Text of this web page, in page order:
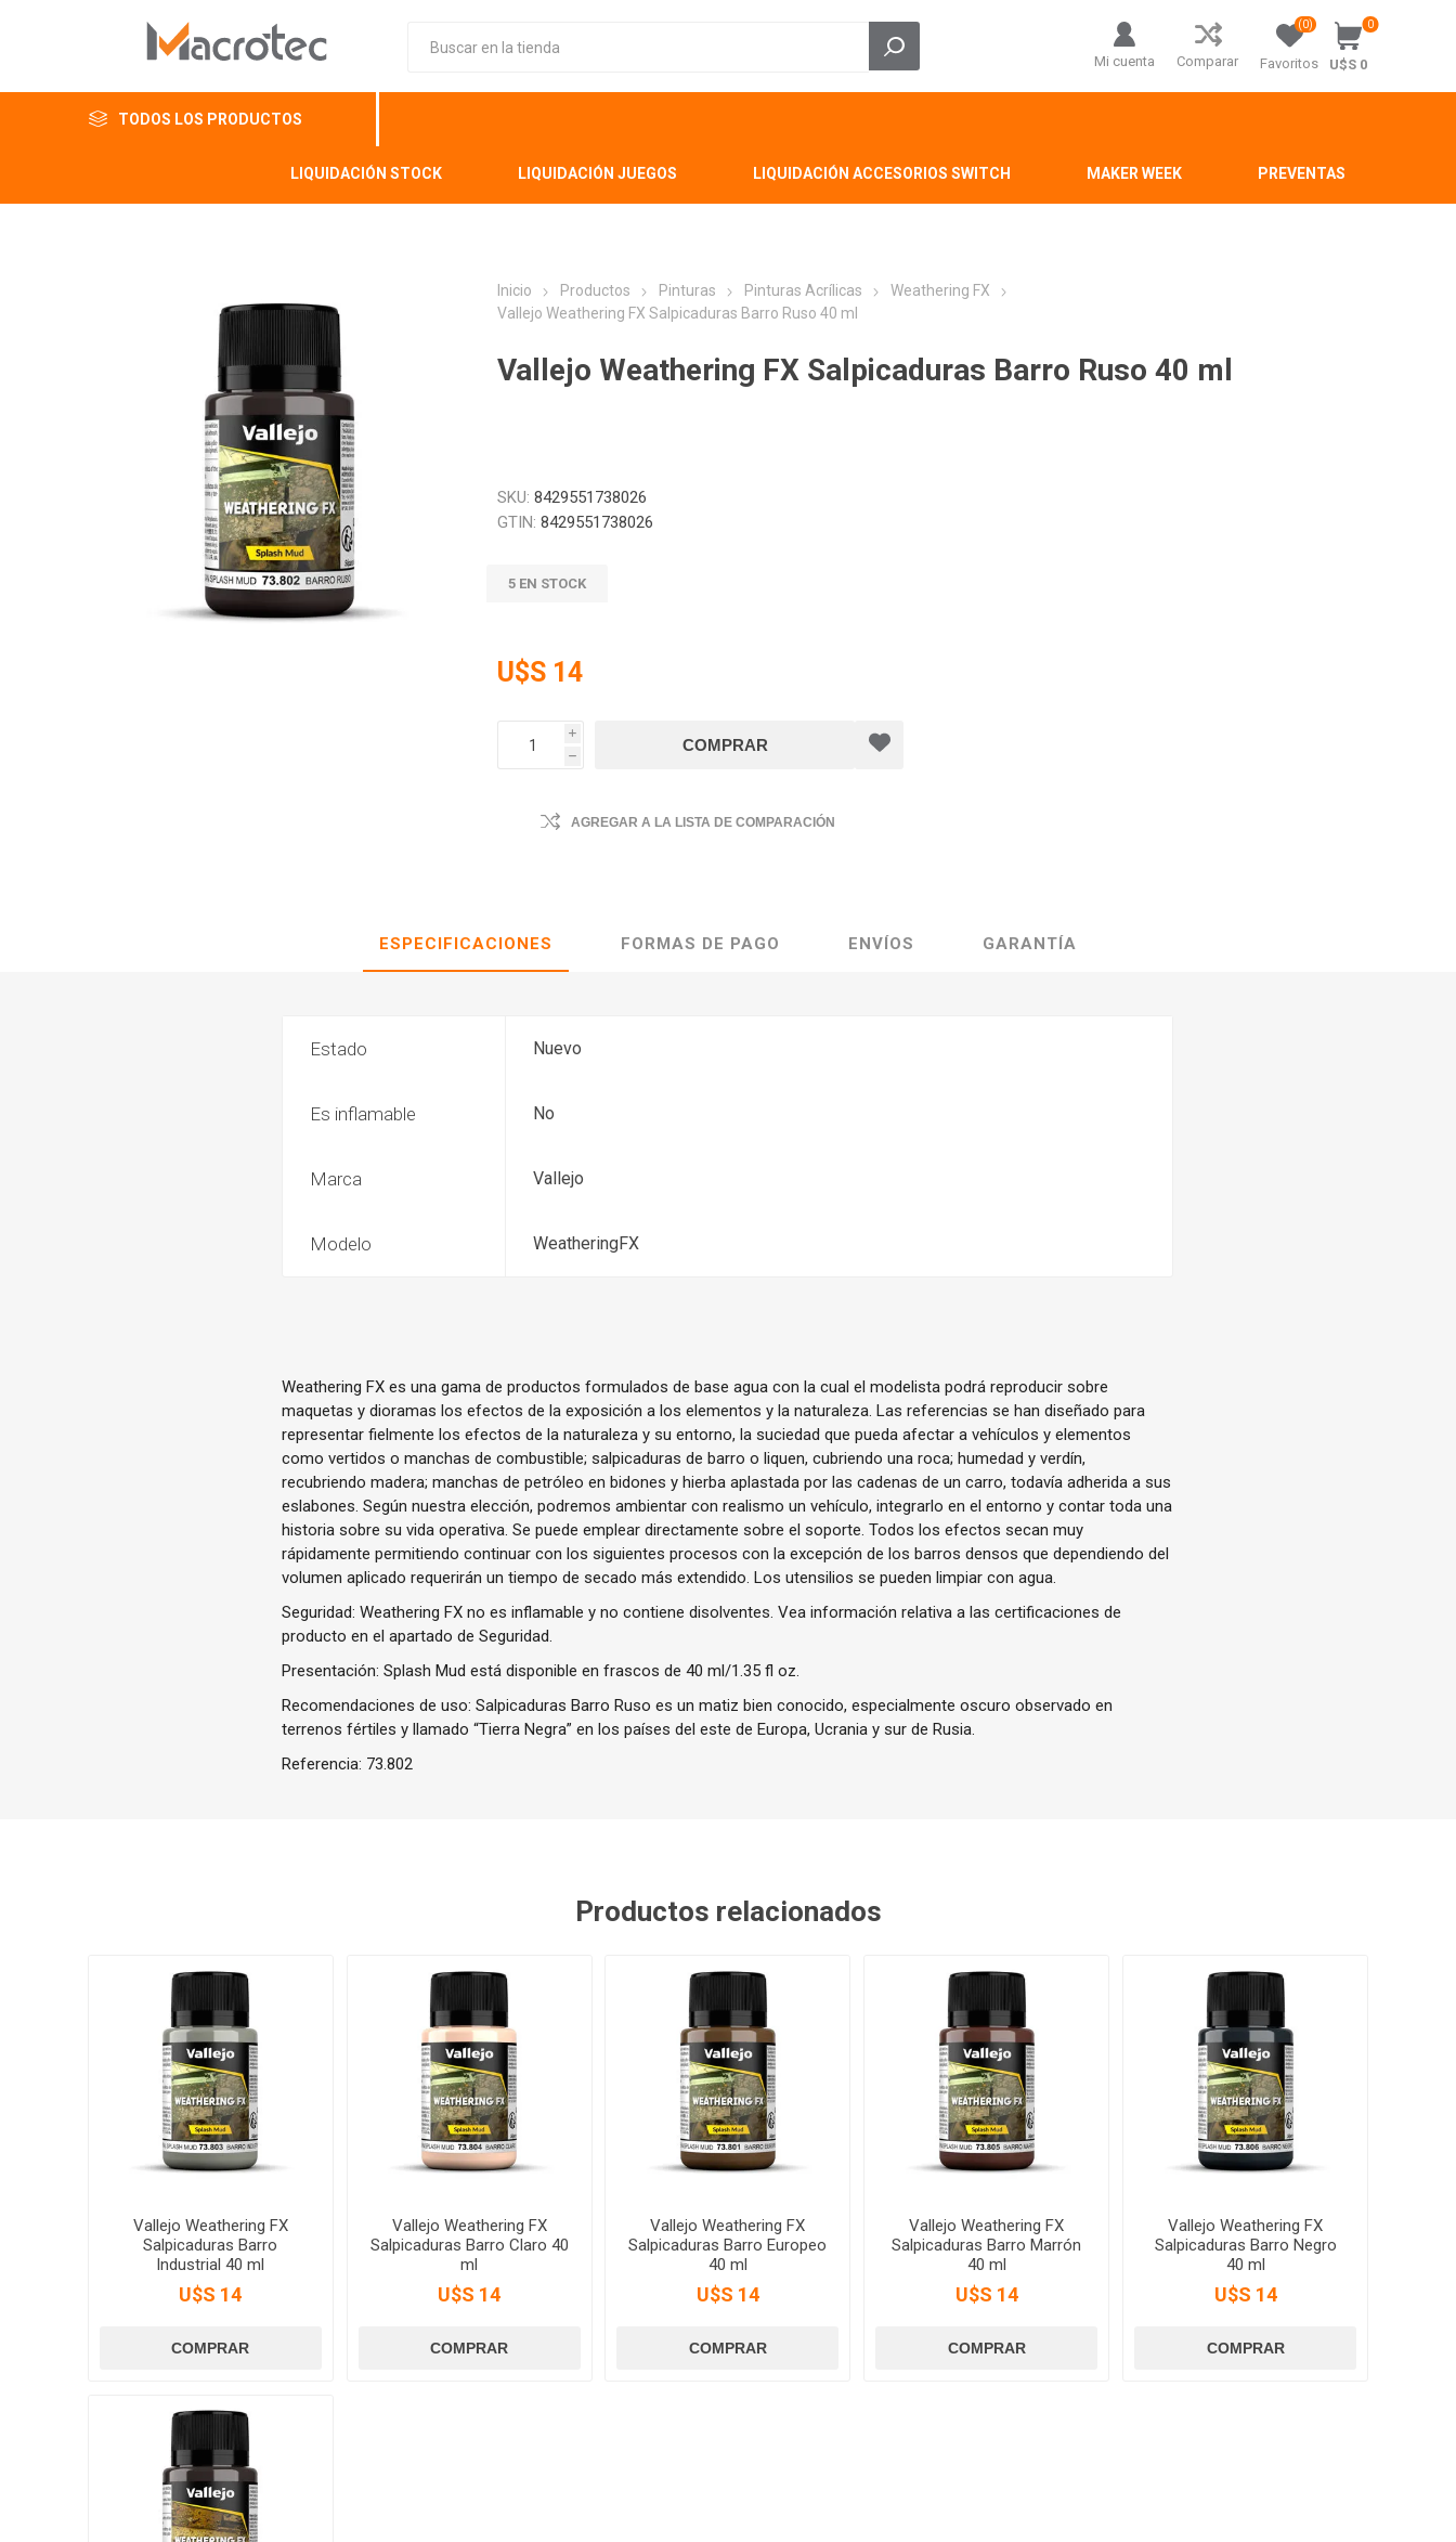
Mi cuenta Comparar Favoritos
(0) 0
U$S 0
TODOS LOS PRODUCTOS
LIQUIDACIÓN STOCK LIQUIDACIÓN JUEGOS LIQUIDACIÓN ACCESORIOS SWITCH MAKER WEEK PREVENTAS
Inicio Productos Pinturas Pinturas Acrílicas
Weathering FX
Vallejo Weathering FX Salpicaduras Barro Ruso 40 ml
Vallejo Weathering FX Salpicaduras Barro Ruso 40 ml
SKU: 8429551738026
GTIN: 8429551738026
5 EN STOCK
U$S 14
i
h
AGREGAR A LA LISTA DE COMPARACIÓN
ESPECIFICACIONES FORMAS DE PAGO ENVÍOS GARANTÍA
Estado Nuevo
Es inflamable No
Marca Vallejo
Modelo WeatheringFX
Weathering FX es una gama de productos formulados de base agua con la cual el modelista podrá reproducir sobre
maquetas y dioramas los efectos de la exposición a los elementos y la naturaleza. Las referencias se han diseñado para
representar fielmente los efectos de la naturaleza y su entorno, la suciedad que pueda afectar a vehículos y elementos
como vertidos o manchas de combustible; salpicaduras de barro o liquen, cubriendo una roca; humedad y verdín,
recubriendo madera; manchas de petróleo en bidones y hierba aplastada por las cadenas de un carro, todavía adherida a sus
eslabones. Según nuestra elección, podremos ambientar con realismo un vehículo, integrarlo en el entorno y contar toda una
historia sobre su vida operativa. Se puede emplear directamente sobre el soporte. Todos los efectos secan muy
rápidamente permitiendo continuar con los siguientes procesos con la excepción de los barros densos que dependiendo del
volumen aplicado requerirán un tiempo de secado más extendido. Los utensilios se pueden limpiar con agua.
Seguridad: Weathering FX no es inflamable y no contiene disolventes. Vea información relativa a las certificaciones de
producto en el apartado de Seguridad.
Presentación: Splash Mud está disponible en frascos de 40 ml/1.35 fl oz.
Recomendaciones de uso: Salpicaduras Barro Ruso es un matiz bien conocido, especialmente oscuro observado en
terrenos fértiles y llamado “Tierra Negra” en los países del este de Europa, Ucrania y sur de Rusia.
Referencia: 73.802
Productos relacionados
Vallejo Weathering FX
Salpicaduras Barro
Industrial 40 ml
U$S 14
Vallejo Weathering FX
Salpicaduras Barro Claro 40
ml
U$S 14
Vallejo Weathering FX
Salpicaduras Barro Europeo
40 ml
U$S 14
Vallejo Weathering FX
Salpicaduras Barro Marrón
40 ml
U$S 14
Vallejo Weathering FX
Salpicaduras Barro Negro
40 ml
U$S 14